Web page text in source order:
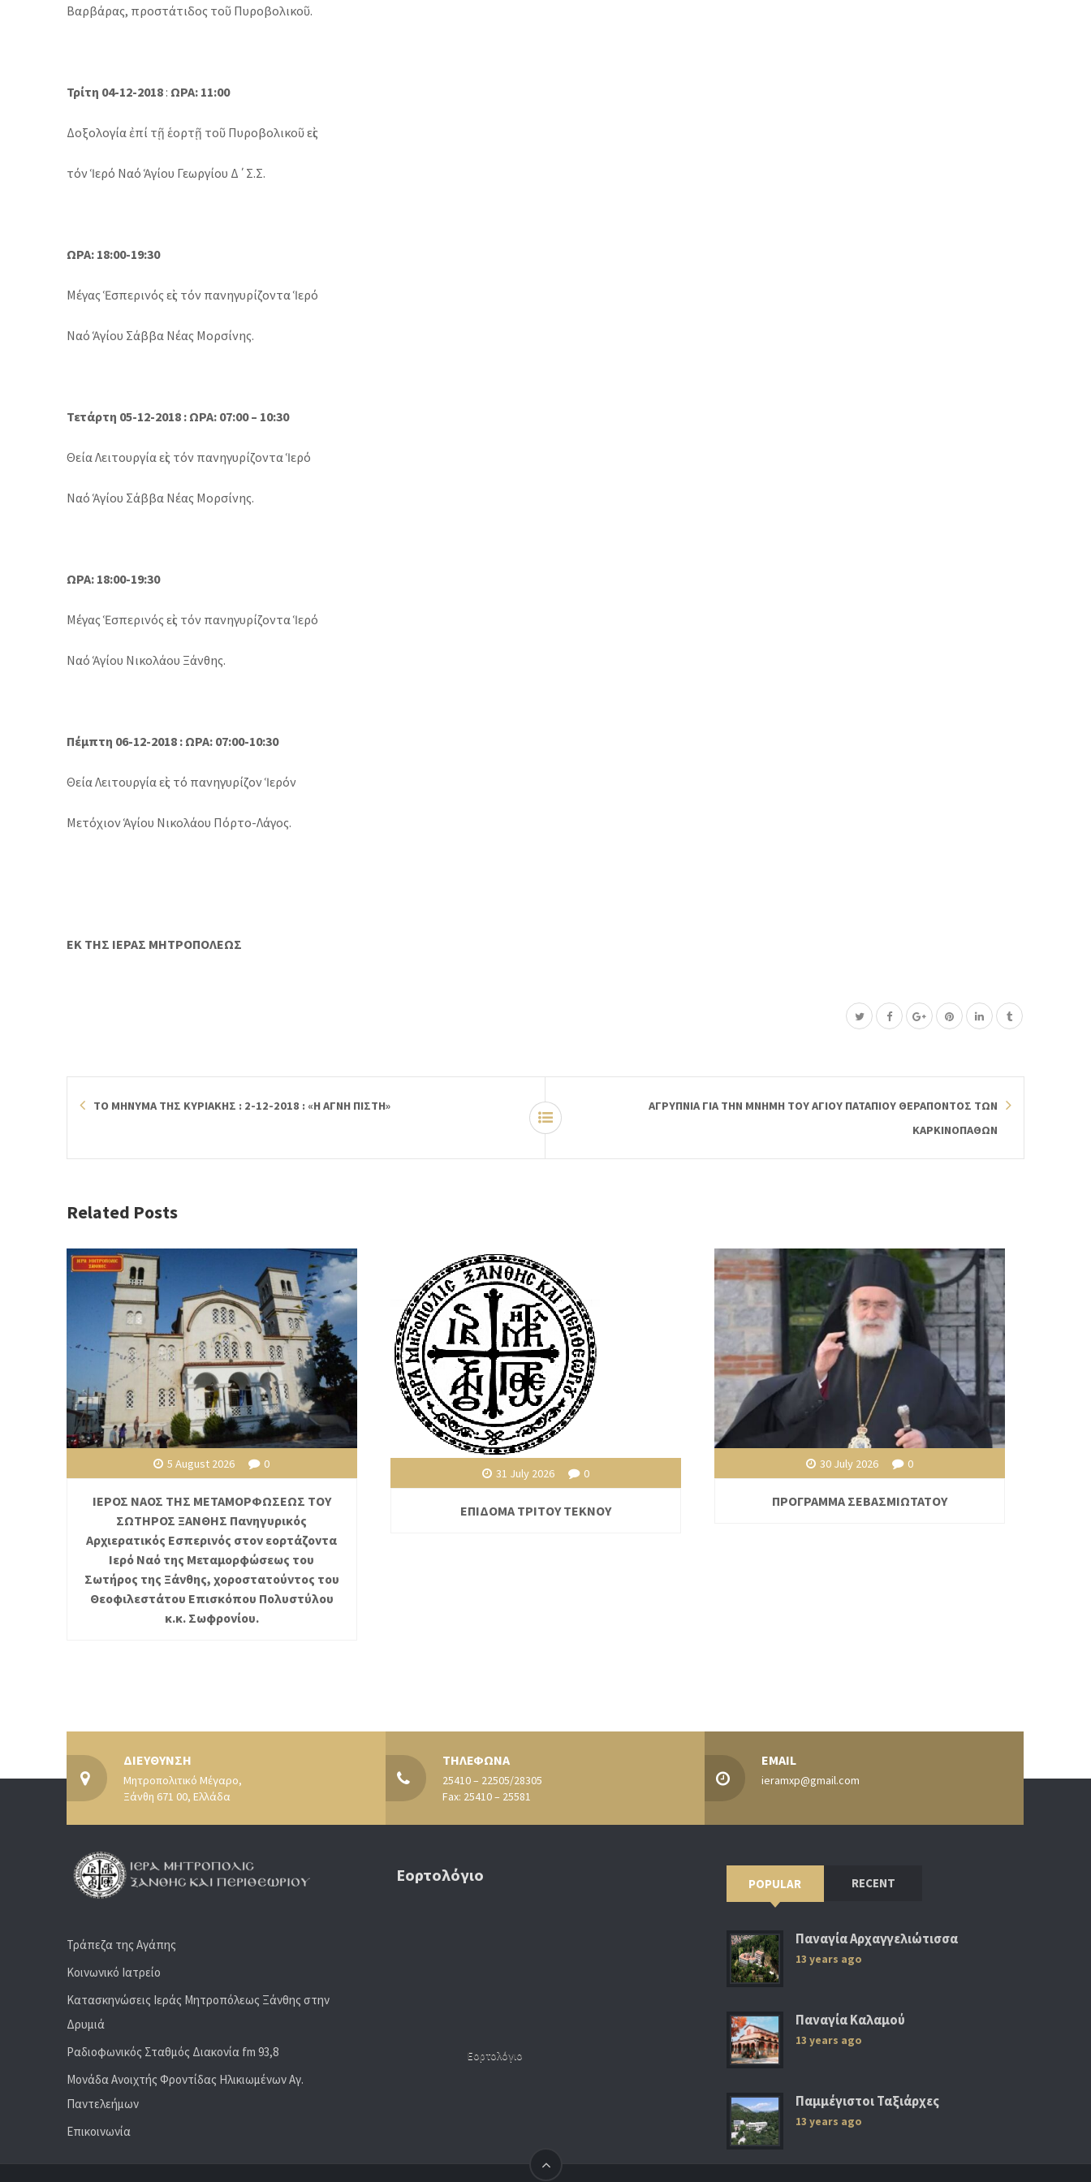
Βαρβάρας, προστάτιδος τοῦ Πυροβολικοῦ.
Τρίτη 04-12-2018 : ΩΡΑ: 11:00
Δοξολογία ἐπί τῇ ἑορτῇ τοῦ Πυροβολικοῦ εἰς
τόν Ἱερό Ναό Ἁγίου Γεωργίου Δ΄Σ.Σ.
ΩΡΑ: 18:00-19:30
Μέγας Ἑσπερινός εἰς τόν πανηγυρίζοντα Ἱερό
Ναό Ἁγίου Σάββα Νέας Μορσίνης.
Τετάρτη 05-12-2018 : ΩΡΑ: 07:00 – 10:30
Θεία Λειτουργία εἰς τόν πανηγυρίζοντα Ἱερό
Ναό Ἁγίου Σάββα Νέας Μορσίνης.
ΩΡΑ: 18:00-19:30
Μέγας Ἑσπερινός εἰς τόν πανηγυρίζοντα Ἱερό
Ναό Ἁγίου Νικολάου Ξάνθης.
Πέμπτη 06-12-2018 : ΩΡΑ: 07:00-10:30
Θεία Λειτουργία εἰς τό πανηγυρίζον Ἱερόν
Μετόχιον Ἁγίου Νικολάου Πόρτο-Λάγος.
ΕΚ ΤΗΣ ΙΕΡΑΣ ΜΗΤΡΟΠΟΛΕΩΣ
ΤΟ ΜΗΝΥΜΑ ΤΗΣ ΚΥΡΙΑΚΗΣ : 2-12-2018 : «Η ΑΓΝΗ ΠΙΣΤΗ»
ΑΓΡΥΠΝΙΑ ΓΙΑ ΤΗΝ ΜΝΗΜΗ ΤΟΥ ΑΓΙΟΥ ΠΑΤΑΠΙΟΥ ΘΕΡΑΠΟΝΤΟΣ ΤΩΝ
ΚΑΡΚΙΝΟΠΑΘΩΝ
Related Posts
5 August 2026 0
ΙΕΡΟΣ ΝΑΟΣ ΤΗΣ ΜΕΤΑΜΟΡΦΩΣΕΩΣ ΤΟΥ
ΣΩΤΗΡΟΣ ΞΑΝΘΗΣ Πανηγυρικός
Αρχιερατικός Εσπερινός στον εορτάζοντα
Ιερό Ναό της Μεταμορφώσεως του
Σωτήρος της Ξάνθης, χοροστατούντος του
Θεοφιλεστάτου Επισκόπου Πολυστύλου
κ.κ. Σωφρονίου.
31 July 2026 0
ΕΠΙΔΟΜΑ ΤΡΙΤΟΥ ΤΕΚΝΟΥ
30 July 2026 0
ΠΡΟΓΡΑΜΜΑ ΣΕΒΑΣΜΙΩΤΑΤΟΥ
ΔΙΕΥΘΥΝΣΗ
Μητροπολιτικό Μέγαρο,
Ξάνθη 671 00, Ελλάδα
ΤΗΛΕΦΩΝΑ
25410 – 22505/28305
Fax: 25410 – 25581
EMAIL
ieramxp@gmail.com
Τράπεζα της Αγάπης
Κοινωνικό Ιατρείο
Κατασκηνώσεις Ιεράς Μητροπόλεως Ξάνθης στην
Δρυμιά
Ραδιoφωνικός Σταθμός Διακονία fm 93,8
Μονάδα Ανοιχτής Φροντίδας Ηλικιωμένων Αγ.
Παντελεήμων
Επικοινωνία
Εορτολόγιο
Εορτολόγιο
POPULAR RECENT
Παναγία Αρχαγγελιώτισσα
13 years ago
Παναγία Καλαμού
13 years ago
Παμμέγιστοι Ταξιάρχες
13 years ago